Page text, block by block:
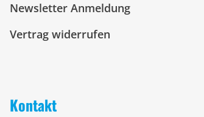
Newsletter Anmeldung
Vertrag widerrufen
Kontakt